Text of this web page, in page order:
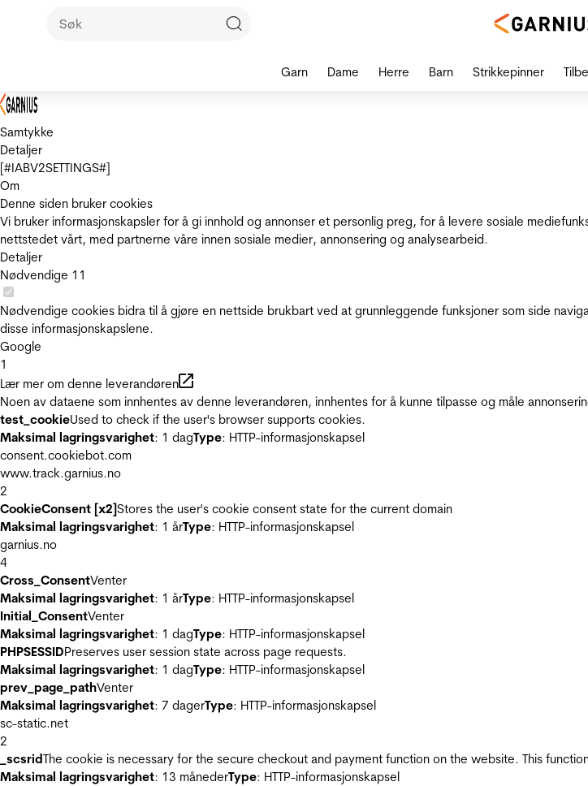
Samtykke
Detaljer
[#IABV2SETTINGS#]
Om
Denne siden bruker cookies
Vi bruker informasjonskapsler for å gi innhold og annonser et personlig preg, for å levere sosiale
nettstedet vårt, med partnerne våre innen sosiale medier, annonsering og analysearbeid.
Detaljer
Nødvendige 11
Nødvendige cookies bidra til å gjøre en nettside brukbart ved at grunnleggende funksjoner som side
disse informasjonskapslene.
Google
1
Lær mer om denne leverandøren
Noen av dataene som innhentes av denne leverandøren, innhentes for å kunne tilpasse og måle
test_cookieUsed to check if the user's browser supports cookies.
Maksimal lagringsvarighet: 1 dagType: HTTP-informasjonskapsel
consent.cookiebot.com
www.track.garnius.no
2
CookieConsent [x2]Stores the user's cookie consent state for the current domain
Maksimal lagringsvarighet: 1 årType: HTTP-informasjonskapsel
garnius.no
4
Cross_ConsentVenter
Maksimal lagringsvarighet: 1 årType: HTTP-informasjonskapsel
Initial_ConsentVenter
Maksimal lagringsvarighet: 1 dagType: HTTP-informasjonskapsel
PHPSESSIDPreserves user session state across page requests.
Maksimal lagringsvarighet: 1 dagType: HTTP-informasjonskapsel
prev_page_pathVenter
Maksimal lagringsvarighet: 7 dagerType: HTTP-informasjonskapsel
sc-static.net
2
_scsridThe cookie is necessary for the secure checkout and payment function on the website. This
Maksimal lagringsvarighet: 13 månederType: HTTP-informasjonskapsel
Garn Dame Herre Barn Strikkepinner